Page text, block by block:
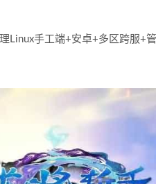
Linux手工端+安卓+多区跨服+